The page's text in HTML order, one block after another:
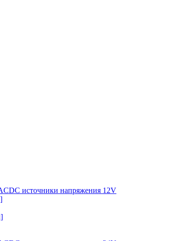
источники напряжения 12V